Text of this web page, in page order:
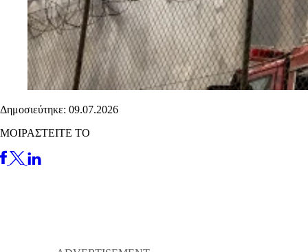
Δημοσιεύτηκε: 09.07.2026
ΜΟΙΡΑΣΤΕΙΤΕ ΤΟ